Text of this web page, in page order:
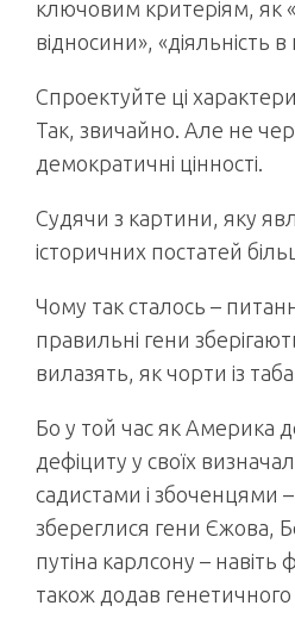
ключовим критеріям, як
відносини», «діяльність в
Спроектуйте ці
Так, звичайно. Але не
демократичні цінності.
Судячи з картини, яку
історичних постатей
Чому так сталось –
правильні гени
вилазять, як чорти із
Бо у той час як Америка
дефіциту у своїх
садистами і
збереглися гени Єжова,
путіна карлсону –
також додав генетичного